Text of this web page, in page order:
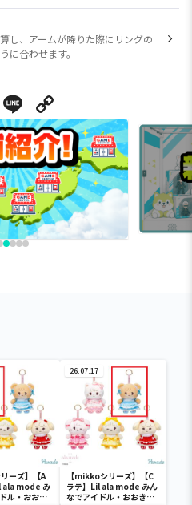
し、アームが降りた際にリングの
に合わせます。
X Line
ーズ】【A
ala mode み
ル・おおき
26.07.17
【mikkoシリーズ】【C
ラテ】Lil ala mode みん
なでアイドル・おおきめ